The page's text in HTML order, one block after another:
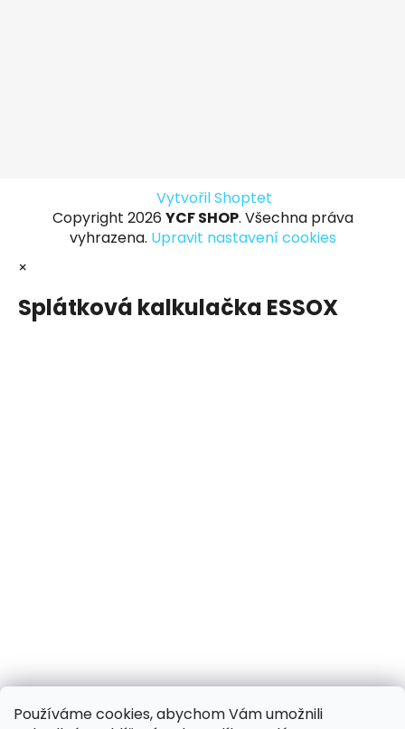
Používáme cookies, abychom Vám umožnili
Vytvořil Shoptet
Copyright 2026 YCF SHOP. Všechna práva
vyhrazena. Upravit nastavení cookies
×
Splátková kalkulačka ESSOX